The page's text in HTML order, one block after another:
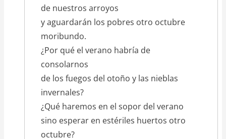
de nuestros arroyos
y aguardarán los pobres otro octubre
moribundo.
¿Por qué el verano habría de
consolarnos
de los fuegos del otoño y las nieblas
invernales?
¿Qué haremos en el sopor del verano
sino esperar en estériles huertos otro
octubre?